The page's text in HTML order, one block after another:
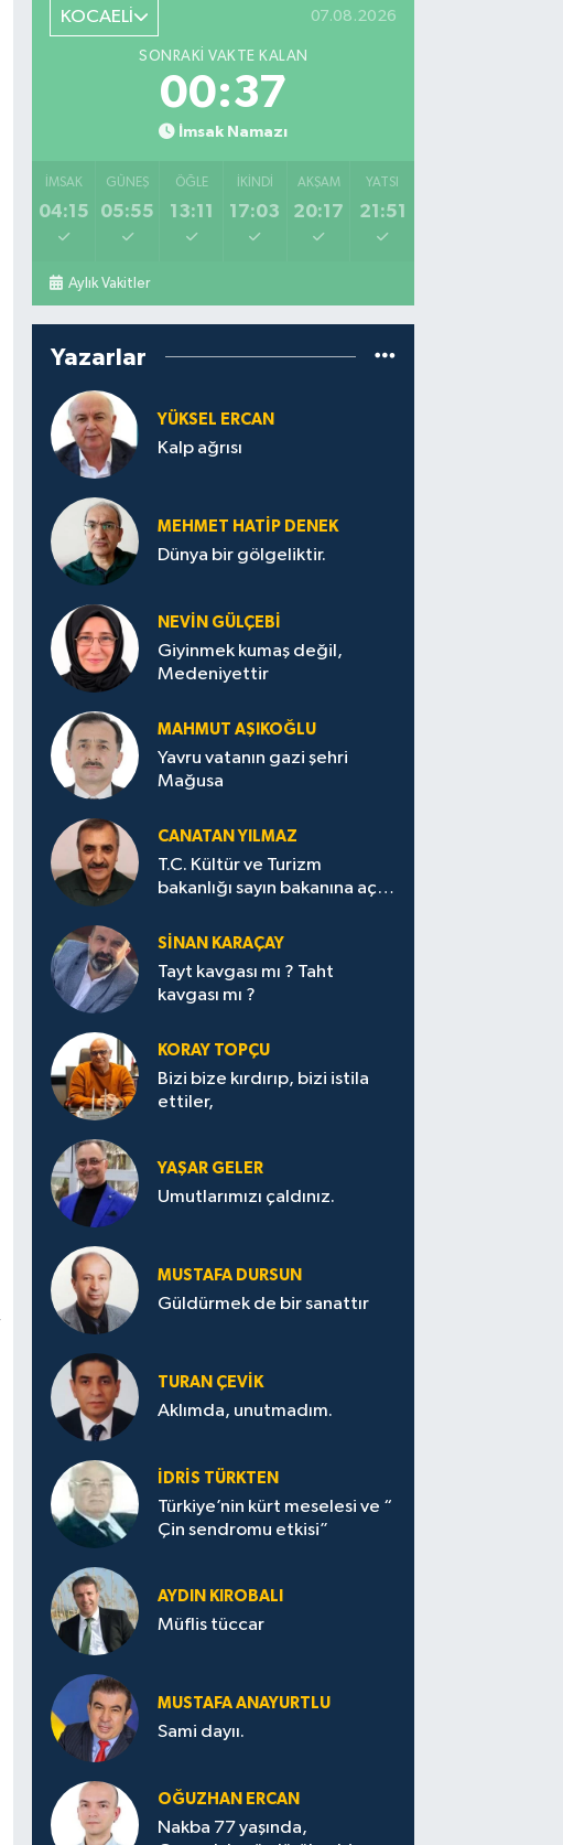
KOCAELİ 07.08.2026
SONRAKI VAKTE KALAN
00:36
İmsak Namazı
İMSAK
04:15
GÜNEŞ
05:55
ÖĞLE
13:11
İKINDI
17:03
AKŞAM
20:17
YATSI
21:51
Aylık Vakitler
Yazarlar
YÜKSEL ERCAN
Kalp ağrısı
MEHMET HATİP DENEK
Dünya bir gölgeliktir.
NEVİN GÜLÇEBİ
Giyinmek kumaş değil,
Medeniyettir
MAHMUT AŞIKOĞLU
Yavru vatanın gazi şehri
Mağusa
CANATAN YILMAZ
T.C. Kültür ve Turizm
bakanlığı sayın bakanına açık
SİNAN KARAÇAY
Tayt kavgası mı ? Taht
kavgası mı ?
KORAY TOPÇU
Bizi bize kırdırıp, bizi istila
ettiler,
YAŞAR GELER
Umutlarımızı çaldınız.
MUSTAFA DURSUN
Güldürmek de bir sanattır
TURAN ÇEVİK
Aklımda, unutmadım.
İDRİS TÜRKTEN
Türkiye’nin kürt meselesi ve “
Çin sendromu etkisi”
AYDIN KIROBALI
Müflis tüccar
MUSTAFA ANAYURTLU
Sami dayıı.
OĞUZHAN ERCAN
Nakba 77 yaşında,